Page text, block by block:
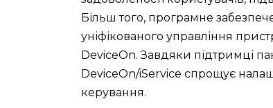
Більш того, програмне
уніфікованого управління
DeviceOn. Завдяки підтримці
DeviceOn/iService спрощує
керування.